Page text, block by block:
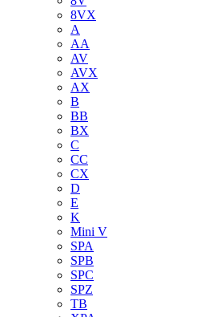
8VX
A
AA
AV
AVX
AX
B
BB
BX
C
CC
CX
D
E
K
Mini V
SPA
SPB
SPC
SPZ
TB